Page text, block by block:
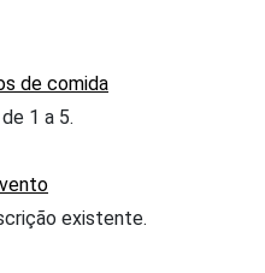
de comida
1 a 5.
existente.